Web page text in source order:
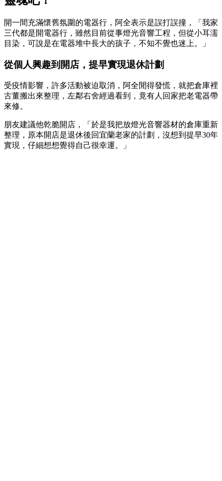
開一間充滿懷舊氛圍的電器行，阿全表示是誤打誤撞，「我家
三代都是開電器行，雖然目前從事燈光音響工程，但從小耳濡
目染，可說是在電器堆中長大的孩子，不知不覺也迷上。」
從個人興趣到開店，提早實現退休計劃
受疫情影響，許多活動被迫取消，阿全閒得發慌，就把倉庫裡
古董搬出來整理，左鄰右舍經過看到，竟有人回家把老電器帶
來修。
朋友建議他乾脆開店，「於是我把放燈光音響器材的倉庫重新
整理，原本開店是退休後回宜蘭老家的計劃，沒想到提早30年
實現，仔細想想覺得自己很幸運。」